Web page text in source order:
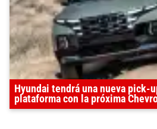
Hyundai tendrá una nueva pick-
plataforma con la próxima